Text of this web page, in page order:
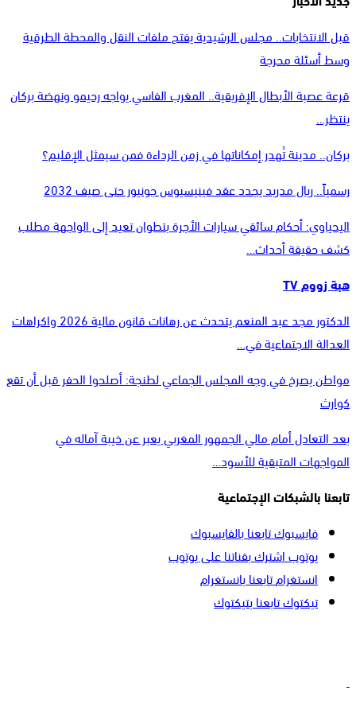
قبل الانتخابات.. مجلس الرشيدية يفتح ملفات النقل والمحطة الطرقية
وسط أسئلة محرجة
قرعة عصبة الأبطال الإفريقية.. المغرب الفاسي يواجه رحيمو ونهضة بركان
ينتظر…
بركان.. مدينة تُهدر إمكاناتها في زمن الرداءة فمن سيمثل الإقليم؟
رسمياً.. ريال مدريد يجدد عقد فينيسيوس جونيور حتى صيف 2032
اليحياوي: أحكام سائقي سيارات الأجرة بتطوان تعيد إلى الواجهة مطلب
كشف حقيقة أحداث…
هبة زووم TV
الدكتور مجد عبد المنعم يتحدث عن رهانات قانون مالية 2026 واكراهات
العدالة الاجتماعية في…
مواطن يصرخ في وجه المجلس الجماعي لطنجة: أصلحوا الحفر قبل أن تقع
كوارث
بعد التعادل أمام مالي الجمهور المغربي يعبر عن خيبة آماله في
المواجهات المتبقية للأسود…
تابعنا بالشبكات الإجتماعية
فايسبوكتابعنا بالفايسبوك
يوتوباشترك بقناتنا على يوتوب
انستغرامتابعنا بانستغرام
تيكتوكتابعنا بتيكتوك